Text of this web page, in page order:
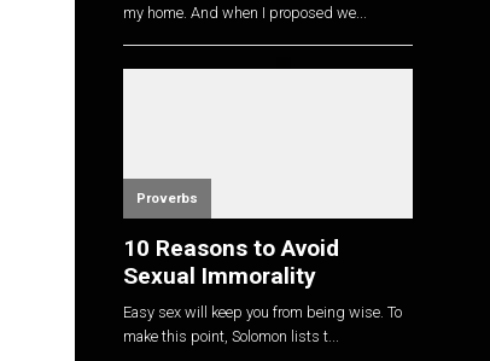
my home. And when I proposed we...
Proverbs
10 Reasons to Avoid
Sexual Immorality
Easy sex will keep you from being wise. To
make this point, Solomon lists t...